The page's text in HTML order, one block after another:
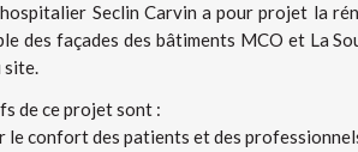
Seclin Carvin a pour projet la
des façades des bâtiments MCO et La
site.
de ce projet sont :
le confort des patients et des